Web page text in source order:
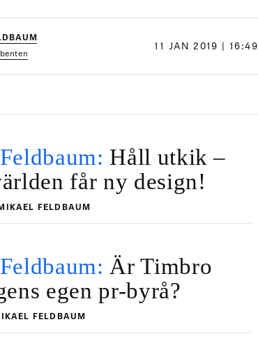
11 JAN 2019 | 16:49
Håll utkik –
får ny design!
FELDBAUM
Är Timbro
egen pr-byrå?
FELDBAUM